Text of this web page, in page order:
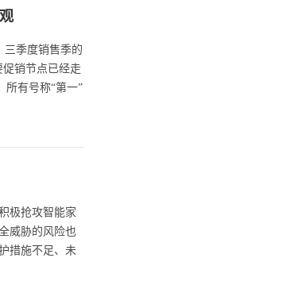
三季度销售季的
促销节点已经走
所有号称“第一”
极抢攻智能家
威胁的风险也
措施不足、未